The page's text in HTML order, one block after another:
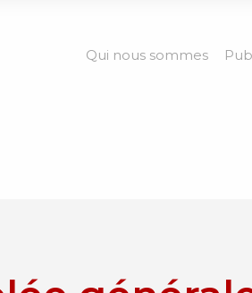
Qui nous sommes